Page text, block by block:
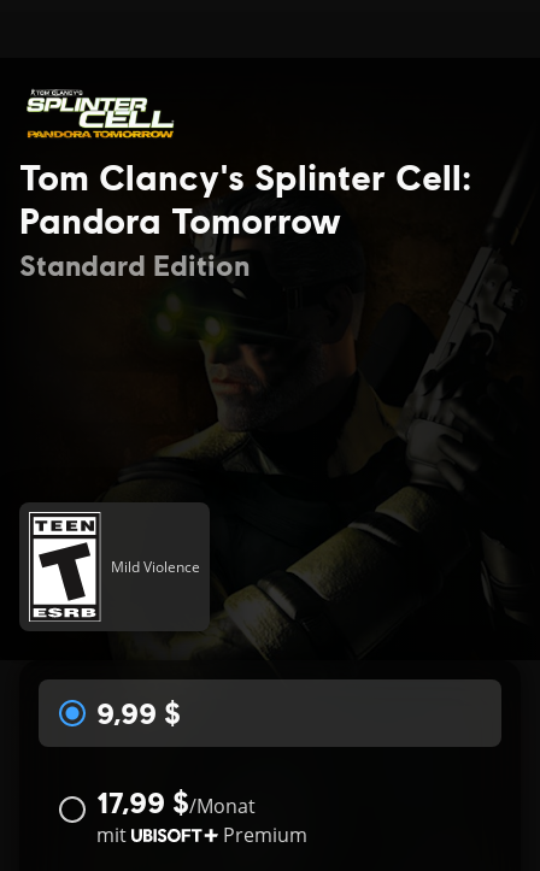
Tom Clancy's Splinter Cell:
Pandora Tomorrow
Standard Edition
Mild Violence
9,99 $
17,99 $/Monat
mit
Premium